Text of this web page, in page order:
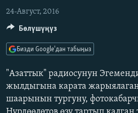
ЭКОНОМИКА
МАДАНИЯТ
БОРБОР АЗИЯ
АТАЙЫН ИЛИКТӨӨ
ТВ ПРОГРАММАЛАР
БҮГҮН АЗАТТЫКТА
ЭКСПЕРТТЕР ТАЛДАЙТ
БИЗ ЖАНА ДҮЙНӨ
ДАНИСТЕ
ПОДКАСТ
ӨЗГӨЧӨ ПИКИР
Русский
24-Август, 2016
"Азаттык" радиосунун
жылдыгына карата
шаарынын тургуну,
Бөлүшүңүз
Бизди Google'дан табыңыз